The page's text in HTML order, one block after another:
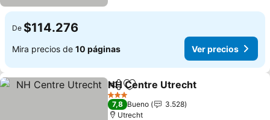
De $114.276
Mira precios de 10 páginas Ver precios
CompartirAgregar a favoritos
NH Centre Utrecht
3 Estrellas
7,8 Bueno
3.528
Utrecht